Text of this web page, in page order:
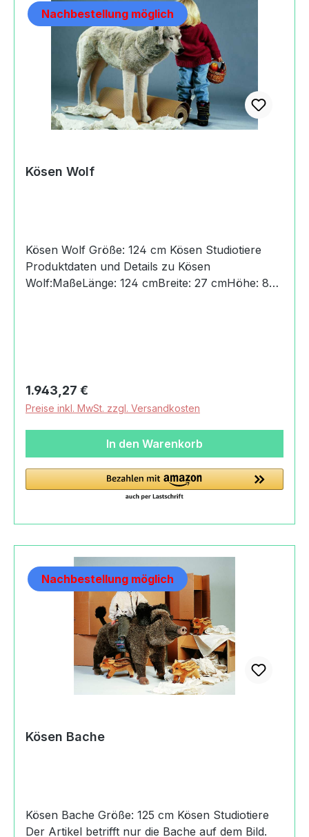
Nachbestellung möglich
Kösen Wolf
Kösen Wolf Größe: 124 cm Kösen Studiotiere
Produktdaten und Details zu Kösen
Wolf:MaßeLänge: 124 cmBreite: 27 cmHöhe: 87
GmbHRudelsburgpromenade06628 Bad Kösen,
Deutschland+49 (0) 34463/33-
100info@koesener.de
Regulärer Preis:
1.943,27 €
Preise inkl. MwSt. zzgl. Versandkosten
In den Warenkorb
Nachbestellung möglich
Kösen Bache
Kösen Bache Größe: 125 cm Kösen Studiotiere
Der Artikel betrifft nur die Bache auf dem Bild.